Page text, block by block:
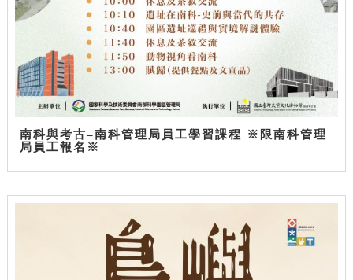
南科與考古–南科管理局員工學習課程 ※限南科管理
局員工報名※